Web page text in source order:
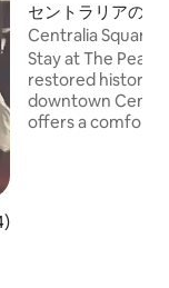
件、5つ星中4.88つ
セントラリアのホ
Centralia Square
イート304号室
Stay at The Peak
restored historic
downtown
offers a